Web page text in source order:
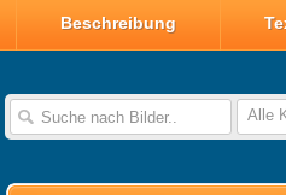
Beschreibung
Alle